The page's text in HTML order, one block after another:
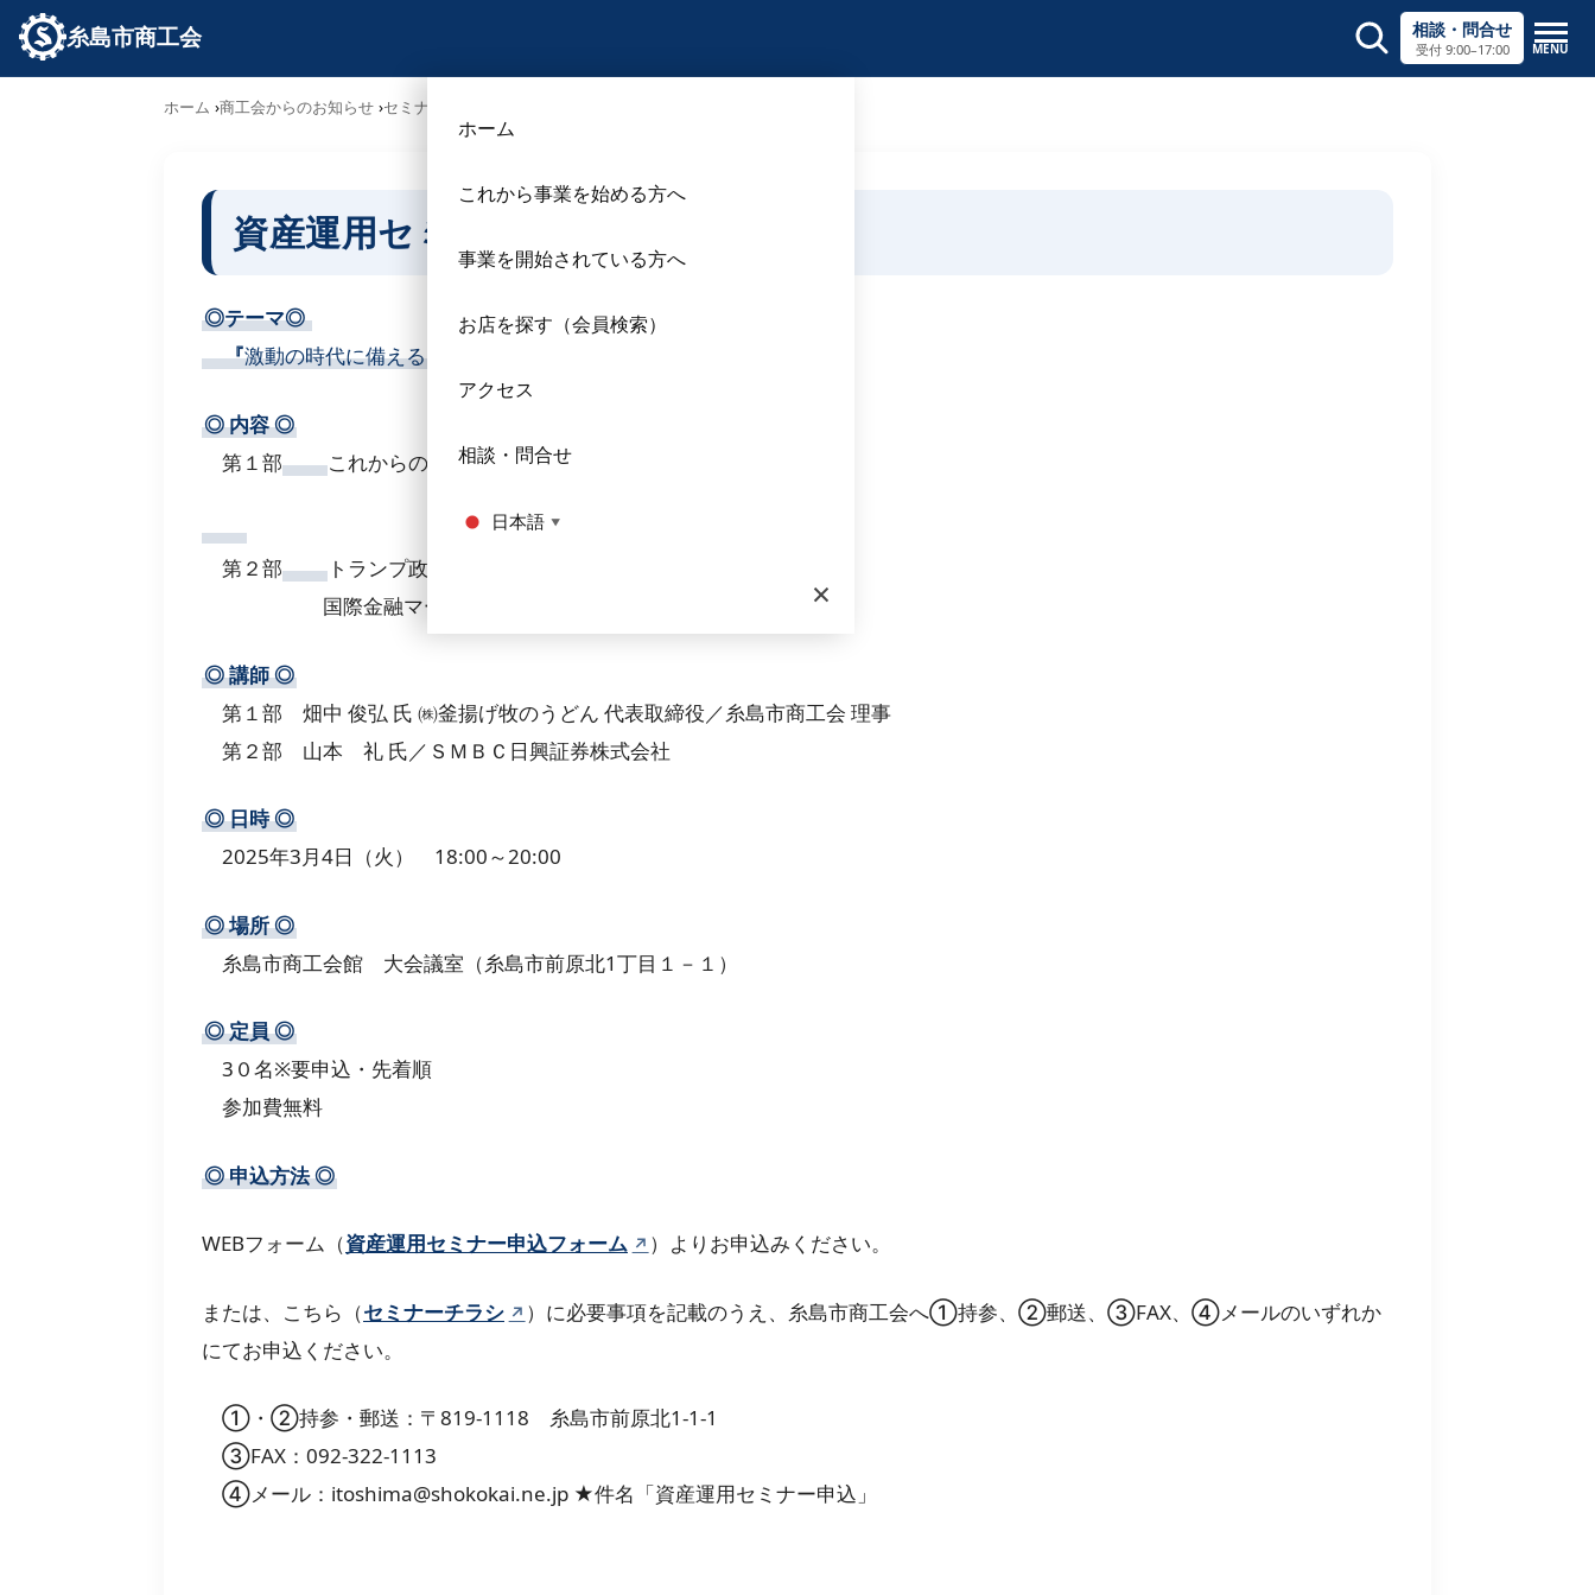
糸島市商工会 相談・問合せ
受付 9:00–17:00 MENU
ホーム
これから事業を始める方へ
事業を開始されている方へ
お店を探す（会員検索）
アクセス
相談・問合せ
日本語 ▼
×
ホーム 商工会からのお知らせ セミナー･勉強会
資産運用セミナーを開催します！
◎テーマ◎
『激動の時代に備えるトランプ政権下のリスクヘッジと資産形成
◎内容◎
第１部
これからのリスクヘッジとしての資産運用
第２部
トランプ政権誕生によって世界情勢が変わり、
国際金融マーケットが変わった際の資産運用について
◎講師◎
第１部 畑中 俊弘 氏 ㈱釜揚げ牧のうどん 代表取締役／糸島市商工会 理事
第２部 山本 礼 氏／ＳＭＢＣ日興証券株式会社
◎日時◎
2025年3月4日（火） 18:00～20:00
◎場所◎
糸島市商工会館 大会議室（糸島市前原北1丁目１－１）
◎定員◎
3０名※要申込・先着順
参加費無料
◎申込方法◎
WEBフォーム（資産運用セミナー申込フォーム ）よりお申込みください。
または、こちら（セミナーチラシ
）に必要事項を記載のうえ、糸島市商工会へ①持参、②郵送、③FAX、④メールのいずれか
にてお申込ください。
①・②持参・郵送：〒819-1118 糸島市前原北1-1-1
③FAX：092-322-1113
④メール：itoshima@shokokai.ne.jp ★件名「資産運用セミナー申込」